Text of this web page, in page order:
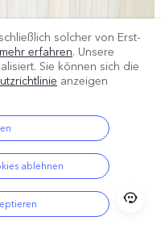
solcher von Erst-
mehr erfahren. Unsere
Sie können sich die
anzeigen
ablehnen